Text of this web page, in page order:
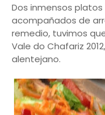
Dos inmensos
acompañados de
remedio, tuvimos
Vale do Chafariz
alentejano.